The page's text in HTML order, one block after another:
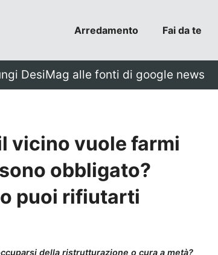
Arredamento Fai da te
DesiMag alle fonti di google news
vicino vuole farmi
obbligato?
puoi rifiutarti
della ristrutturazione o cura a metà?